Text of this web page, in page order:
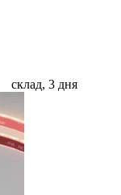
склад, 3 дня